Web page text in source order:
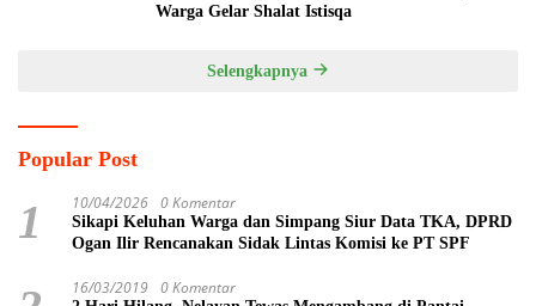
Warga Gelar Shalat Istisqa
Selengkapnya
Popular Post
1 10/04/2026 0 Komentar
Sikapi Keluhan Warga dan Simpang Siur Data TKA, DPRD
Ogan Ilir Rencanakan Sidak Lintas Komisi ke PT SPF
16/03/2019 0 Komentar